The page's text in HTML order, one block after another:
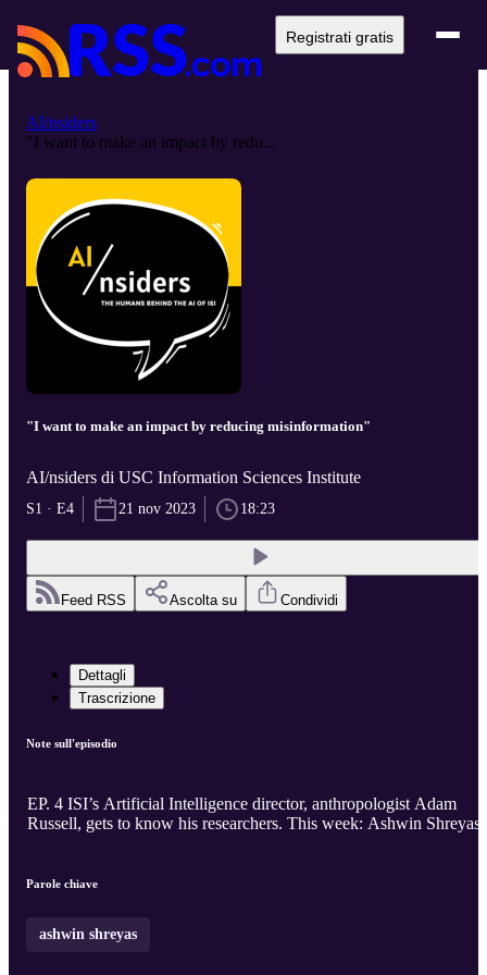
Registrati gratis
AI/nsiders
"I want to make an impact by redu...
"I want to make an impact by reducing misinformation"
AI/nsiders di USC Information Sciences Institute
S1 · E4 21 nov 2023 18:23
Feed RSS Ascolta su Condividi
Dettagli
Trascrizione
Note sull'episodio
EP. 4 ISI’s Artificial Intelligence director, anthropologist Adam
Russell, gets to know his researchers. This week: Ashwin Shreyas
Parole chiave
ashwin shreyas